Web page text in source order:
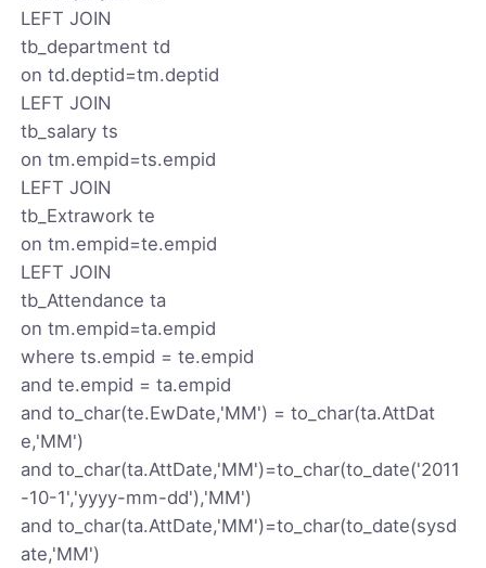
LEFT JOIN
tb_department td
on td.deptid=tm.deptid
LEFT JOIN
tb_salary ts
on tm.empid=ts.empid
LEFT JOIN
tb_Extrawork te
on tm.empid=te.empid
LEFT JOIN
tb_Attendance ta
on tm.empid=ta.empid
where ts.empid = te.empid
and te.empid = ta.empid
and to_char(te.EwDate,'MM') = to_char(ta.AttDat
e,'MM')
and to_char(ta.AttDate,'MM')=to_char(to_date('2011
-10-1','yyyy-mm-dd'),'MM')
and to_char(ta.AttDate,'MM')=to_char(to_date(sysd
ate,'MM')